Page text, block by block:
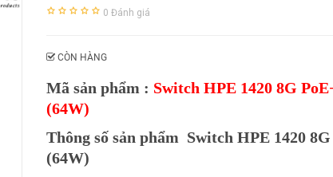
0 Đánh giá
CÒN HÀNG
Mã sản phẩm : Switch HPE 1420 8G
(64W)
Thông số sản phẩm Switch HPE 1420
(64W)